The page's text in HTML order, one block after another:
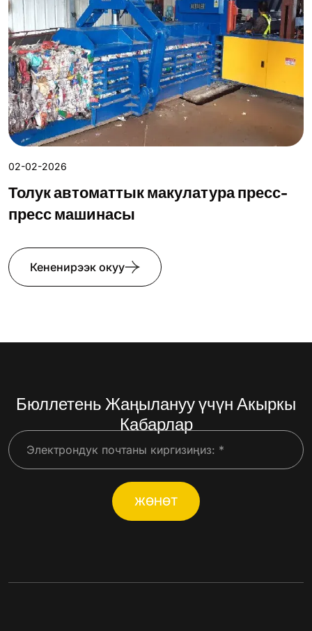
02-02-2026
Толук автоматтык макулатура пресс-
пресс машинасы
Кененирээк окуу
Бюллетень Жаңылануу үчүн Акыркы
Кабарлар